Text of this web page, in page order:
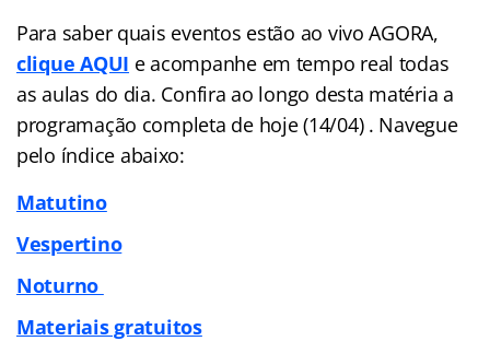
Para saber quais eventos estão ao vivo AGORA,
clique AQUI e acompanhe em tempo real todas
as aulas do dia. Confira ao longo desta matéria a
programação completa de hoje (14/04) . Navegue
pelo índice abaixo:
Matutino
Vespertino
Noturno
Materiais gratuitos